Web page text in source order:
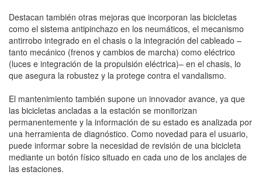
Destacan también otras mejoras que incorporan las bicicletas
como el sistema antipinchazo en los neumáticos, el mecanismo
antirrobo integrado en el chasis o la integración del cableado –
tanto mecánico (frenos y cambios de marcha) como eléctrico
(luces e integración de la propulsión eléctrica)– en el chasis, lo
que asegura la robustez y la protege contra el vandalismo.
El mantenimiento también supone un innovador avance, ya que
las bicicletas ancladas a la estación se monitorizan
permanentemente y la información de su estado es analizada por
una herramienta de diagnóstico. Como novedad para el usuario,
puede informar sobre la necesidad de revisión de una bicicleta
mediante un botón físico situado en cada uno de los anclajes de
las estaciones.